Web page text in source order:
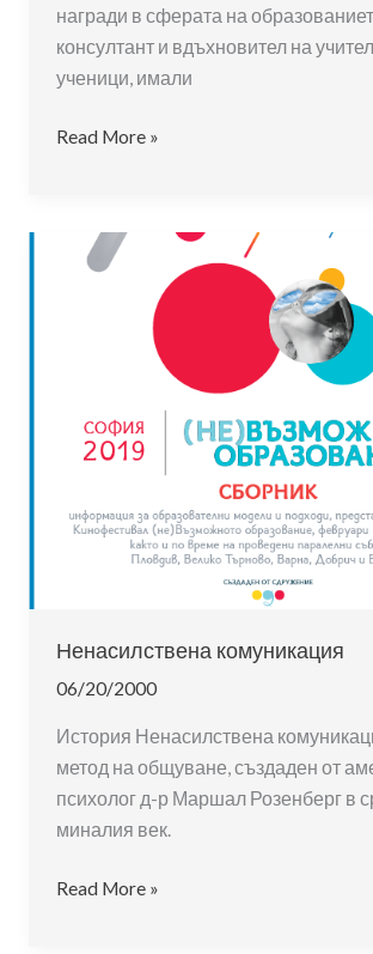
награди в сферата на
консултант и вдъхновител на
ученици, имали
Игра
Read More »
Ненасилствена комуникация
06/20/2000
История Ненасилствена
метод на общуване, създаден от
психолог д-р Маршал Розенберг в
миналия век.
Ненасилствена
Read More »